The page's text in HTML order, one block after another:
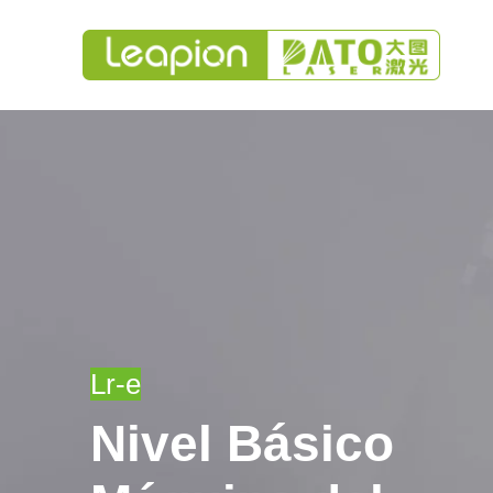
Lr-e
Nivel Básico